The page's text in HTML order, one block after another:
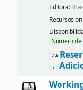
Editora:
Recursos
[Número